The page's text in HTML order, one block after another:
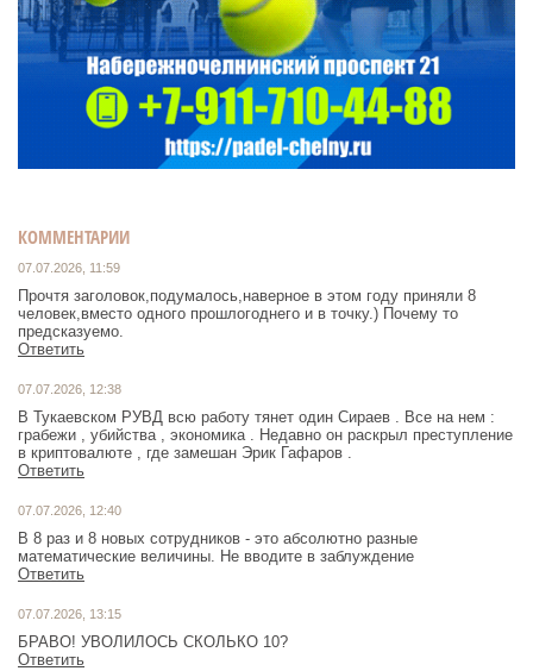
КОММЕНТАРИИ
07.07.2026, 11:59
Прочтя заголовок,подумалось,наверное в этом году приняли 8
человек,вместо одного прошлогоднего и в точку.) Почему то
предсказуемо.
Ответить
07.07.2026, 12:38
В Тукаевском РУВД всю работу тянет один Сираев . Все на нем :
грабежи , убийства , экономика . Недавно он раскрыл преступление
в криптовалюте , где замешан Эрик Гафаров .
Ответить
07.07.2026, 12:40
В 8 раз и 8 новых сотрудников - это абсолютно разные
математические величины. Не вводите в заблуждение
Ответить
07.07.2026, 13:15
БРАВО! УВОЛИЛОСЬ СКОЛЬКО 10?
Ответить